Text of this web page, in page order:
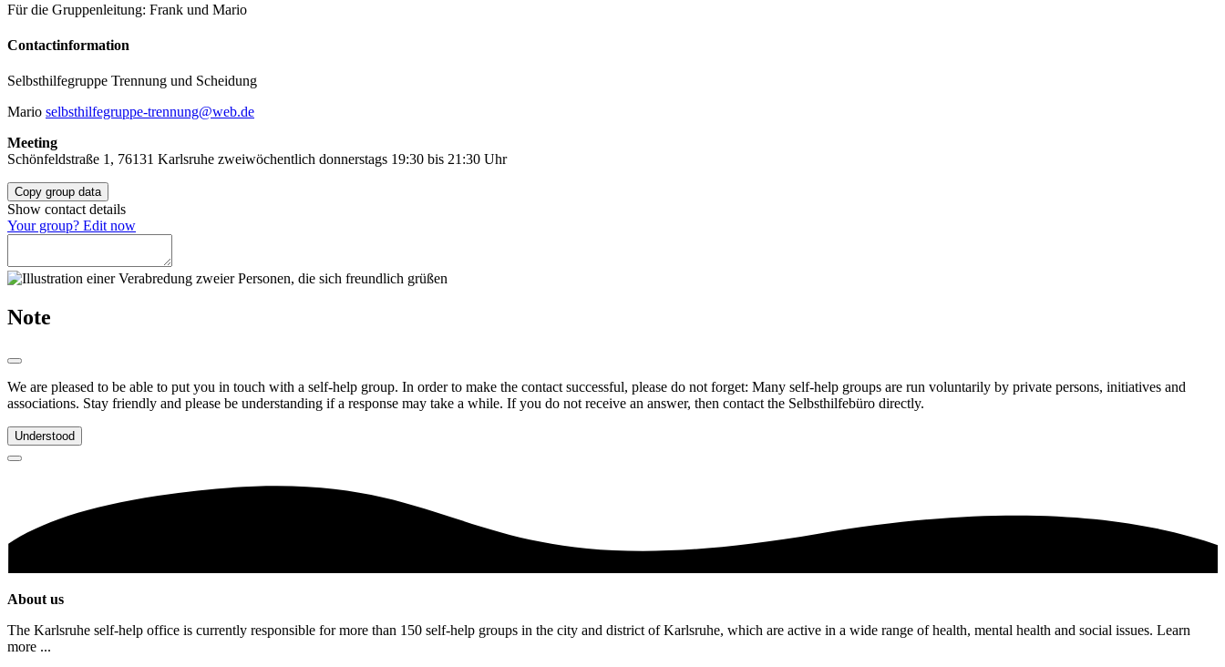
Für die Gruppenleitung: Frank und Mario
Contact­information
Selbsthilfegruppe Trennung und Scheidung
Mario selbsthilfegruppe-trennung@web.de
Meeting
Schönfeldstraße 1, 76131 Karlsruhe zweiwöchentlich donnerstags 19:30 bis 21:30 Uhr
Copy group data
Show contact details
Your group? Edit now
Note
We are pleased to be able to put you in touch with a self-help group. In order to make the contact successful, please do not forget: Many self-help groups are run voluntarily by private persons, initiatives and
associations. Stay friendly and please be understanding if a response may take a while. If you do not receive an answer, then contact the Selbsthilfebüro directly.
Understood
About us
The Karlsruhe self-help office is currently responsible for more than 150 self-help groups in the city and district of Karlsruhe, which are active in a wide range of health, mental health and social issues. Learn
more ...